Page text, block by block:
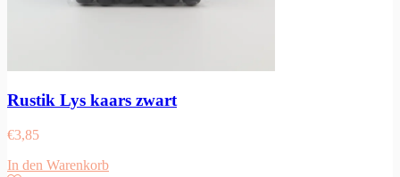
Rustik Lys kaars zwart
€3,85
In den Warenkorb